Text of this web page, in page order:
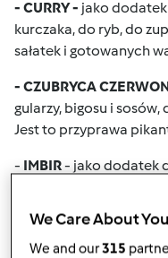
- CURRY - jako
kurczaka, do ryb, do
sałatek i gotowanych
- CZUBRYCA
gularzy, bigosu i
Jest to przyprawa
- IMBIR- jako dodatek
kisielku, do
- KOLENDRA -do
We Care About
We and our315